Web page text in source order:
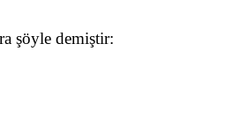
şöyle demiştir: